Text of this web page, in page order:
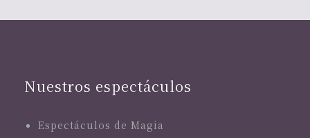
Nuestros espectáculos
Espectáculos de Magia